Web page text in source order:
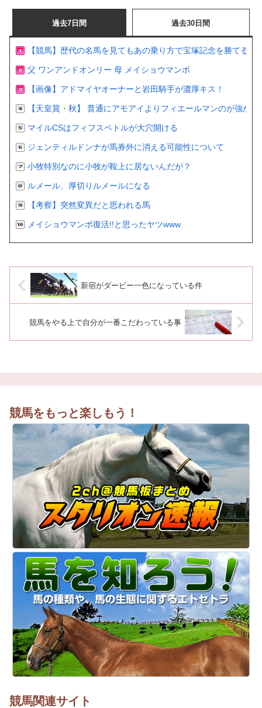
過去7日間 過去30日間
【競馬】歴代の名馬を見てもあの乗り方で宝塚記念を勝てる
父 ワンアンドオンリー 母 メイショウマンボ
【画像】アドマイヤオーナーと岩田騎手が濃厚キス！
【天皇賞・秋】 普通にアモアイよりフィエールマンのが強かっ
マイルCSはフィフスペトルが大穴開ける
ジェンティルドンナが馬券外に消える可能性について
小牧特別なのに小牧が鞍上に居ないんだが？
ルメール、厚切りルメールになる
【考察】突然変異だと思われる馬
メイショウマンボ復活!!と思ったヤツwww
新宿がダービー一色になっている件
競馬をやる上で自分が一番こだわっている事
競馬をもっと楽しもう！
競馬関連サイト